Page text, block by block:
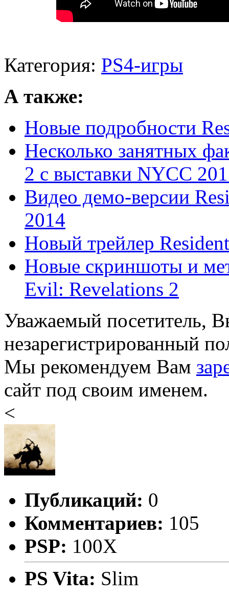
Категория: PS4-игры
А также:
Новые подробности
Несколько занятных
2 с выставки NYCC
Видео демо-версии
2014
Новый трейлер
Новые скриншоты и
Evil: Revelations 2
Уважаемый посетитель,
незарегистрированный
Мы рекомендуем Вам
сайт под своим именем.
<
Публикаций: 0
Комментариев: 105
PSP: 100X
PS Vita: Slim